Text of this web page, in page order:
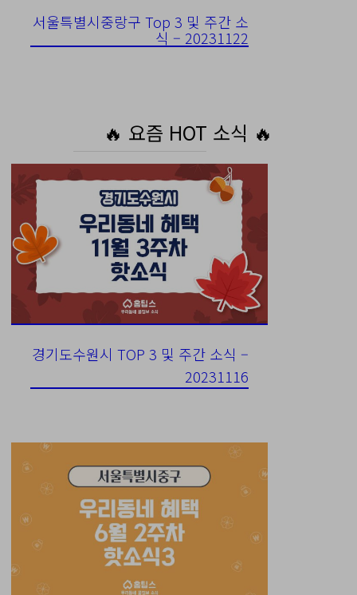
서울특별시중랑구 Top 3 및 주간 소
식 – 20231122
🔥 요즘 HOT 소식 🔥
경기도수원시 TOP 3 및 주간 소식 –
20231116